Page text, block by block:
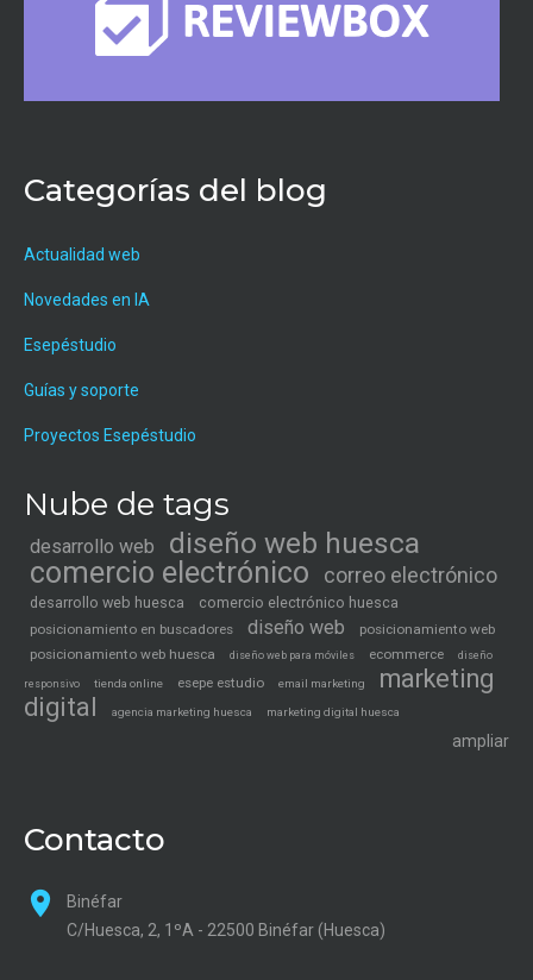
Categorías del blog
Actualidad web
Novedades en IA
Esepéstudio
Guías y soporte
Proyectos Esepéstudio
Nube de tags
desarrollo web
diseño web huesca
comercio electrónico
correo electrónico
desarrollo web huesca comercio electrónico huesca
posicionamiento en buscadores diseño web
posicionamiento web
posicionamiento web huesca
diseño web para móviles ecommerce diseño
responsivo tienda online esepe estudio email marketing
marketing
digital
agencia marketing huesca marketing digital huesca
ampliar
Contacto
Binéfar
C/Huesca, 2, 1ºA - 22500 Binéfar (Huesca)